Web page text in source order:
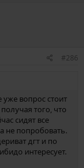
#286
уже вопрос стоит
того, что
сидят все
не попробовать.
дгт и по
интересует.